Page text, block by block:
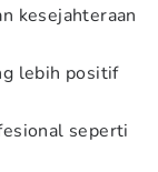
kesejahteraan
lebih positif
seperti